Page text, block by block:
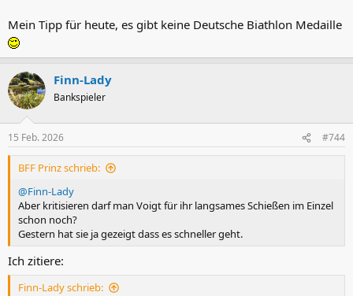
Mein Tipp für heute, es gibt keine Deutsche Biathlon Medaille
Finn-Lady
Bankspieler
15 Feb. 2026 #744
BFF Prinz schrieb:
@Finn-Lady
Aber kritisieren darf man Voigt für ihr langsames Schießen im Einzel
schon noch?
Gestern hat sie ja gezeigt dass es schneller geht.
Ich zitiere:
Finn-Lady schrieb: